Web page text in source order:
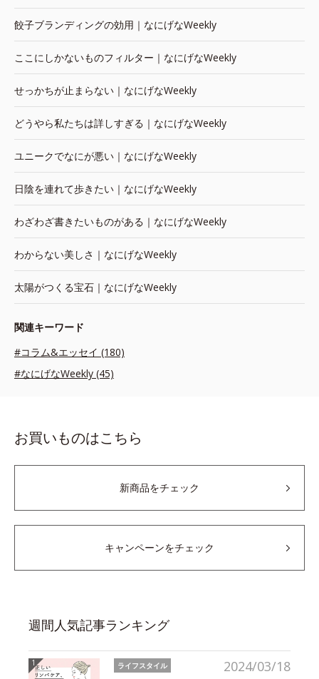
餃子ブランディングの効用｜なにげなWeekly
ここにしかないものフィルター｜なにげなWeekly
せっかちが止まらない｜なにげなWeekly
どうやら私たちは詳しすぎる｜なにげなWeekly
ユニークでなにが悪い｜なにげなWeekly
日陰を連れて歩きたい｜なにげなWeekly
わざわざ書きたいものがある｜なにげなWeekly
わからない美しさ｜なにげなWeekly
太陽がつくる宝石｜なにげなWeekly
関連キーワード
#コラム&エッセイ (180)
#なにげなWeekly (45)
お買いものはこちら
新商品をチェック
キャンペーンをチェック
週間人気記事ランキング
2024/03/18
ライフスタイル